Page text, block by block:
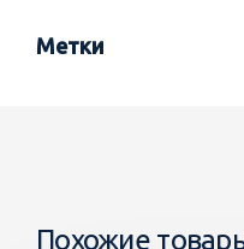
Метки
Похожие